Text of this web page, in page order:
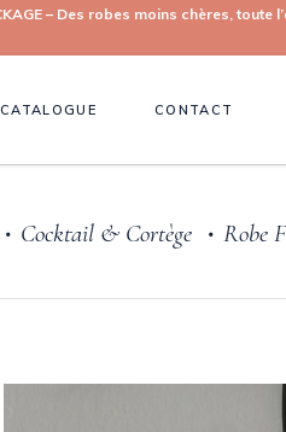
– Des robes moins chères,
CATALOGUE CONTACT
• Cocktail & Cortège • Robe